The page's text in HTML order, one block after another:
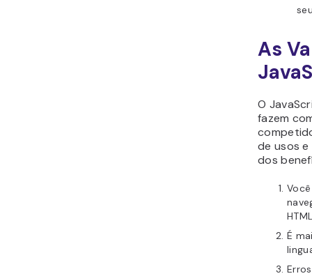
As
O
fazem
de usos
dos
É